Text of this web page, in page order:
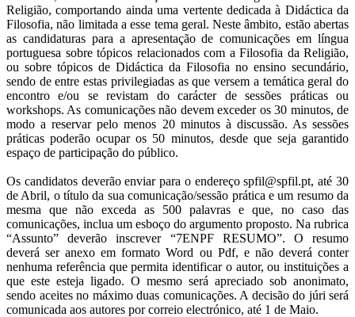
Religião, comportando ainda uma vertente dedicada à Didáctica da
Filosofia, não limitada a esse tema geral. Neste âmbito, estão abertas
as candidaturas para a apresentação de comunicações em língua
portuguesa sobre tópicos relacionados com a Filosofia da Religião,
ou sobre tópicos de Didáctica da Filosofia no ensino secundário,
sendo de entre estas privilegiadas as que versem a temática geral do
encontro e/ou se revistam do carácter de sessões práticas ou
workshops. As comunicações não devem exceder os 30 minutos, de
modo a reservar pelo menos 20 minutos à discussão. As sessões
práticas poderão ocupar os 50 minutos, desde que seja garantido
espaço de participação do público.
Os candidatos deverão enviar para o endereço spfil@spfil.pt, até 30
de Abril, o título da sua comunicação/sessão prática e um resumo da
mesma que não exceda as 500 palavras e que, no caso das
comunicações, inclua um esboço do argumento proposto. Na rubrica
“Assunto” deverão inscrever “7ENPF RESUMO”. O resumo
deverá ser anexo em formato Word ou Pdf, e não deverá conter
nenhuma referência que permita identificar o autor, ou instituições a
que este esteja ligado. O mesmo será apreciado sob anonimato,
sendo aceites no máximo duas comunicações. A decisão do júri será
comunicada aos autores por correio electrónico, até 1 de Maio.